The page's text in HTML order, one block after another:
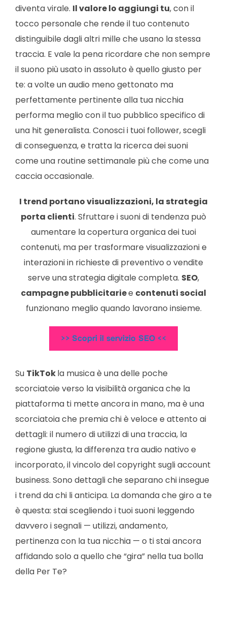
diventa virale. Il valore lo aggiungi tu, con il
tocco personale che rende il tuo contenuto
distinguibile dagli altri mille che usano la stessa
traccia. E vale la pena ricordare che non sempre
il suono più usato in assoluto è quello giusto per
te: a volte un audio meno gettonato ma
perfettamente pertinente alla tua nicchia
performa meglio con il tuo pubblico specifico di
una hit generalista. Conosci i tuoi follower, scegli
di conseguenza, e tratta la ricerca dei suoni
come una routine settimanale più che come una
caccia occasionale.
I trend portano visualizzazioni, la strategia
porta clienti. Sfruttare i suoni di tendenza può
aumentare la copertura organica dei tuoi
contenuti, ma per trasformare visualizzazioni e
interazioni in richieste di preventivo o vendite
serve una strategia digitale completa. SEO,
campagne pubblicitariee contenuti social
funzionano meglio quando lavorano insieme.
>> Scopri il servizio SEO <<
Su TikTokla musica è una delle poche
scorciatoie verso la visibilità organica che la
piattaforma ti mette ancora in mano, ma è una
scorciatoia che premia chi è veloce e attento ai
dettagli: il numero di utilizzi di una traccia, la
regione giusta, la differenza tra audio nativo e
incorporato, il vincolo del copyright sugli account
business. Sono dettagli che separano chi insegue
i trend da chi li anticipa. La domanda che giro a te
è questa: stai scegliendo i tuoi suoni leggendo
davvero i segnali — utilizzi, andamento,
pertinenza con la tua nicchia — o ti stai ancora
affidando solo a quello che “gira” nella tua bolla
della Per Te?